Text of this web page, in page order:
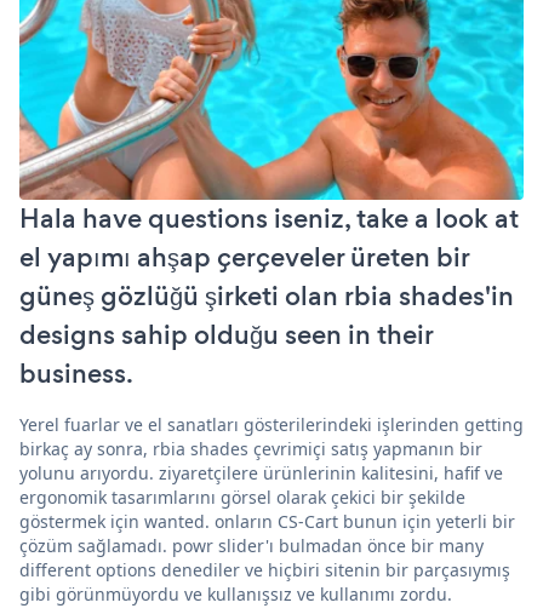
Hala have questions iseniz, take a look at
el yapımı ahşap çerçeveler üreten bir
güneş gözlüğü şirketi olan rbia shades'in
designs sahip olduğu seen in their
business.
Yerel fuarlar ve el sanatları gösterilerindeki işlerinden getting
birkaç ay sonra, rbia shades çevrimiçi satış yapmanın bir
yolunu arıyordu. ziyaretçilere ürünlerinin kalitesini, hafif ve
ergonomik tasarımlarını görsel olarak çekici bir şekilde
göstermek için wanted. onların CS-Cart bunun için yeterli bir
çözüm sağlamadı. powr slider'ı bulmadan önce bir many
different options denediler ve hiçbiri sitenin bir parçasıymış
gibi görünmüyordu ve kullanışsız ve kullanımı zordu.